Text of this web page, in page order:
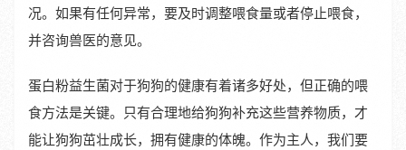
况。如果有任何异常，要及时调整喂食量或者停止喂食，
并咨询兽医的意见。
蛋白粉益生菌对于狗狗的健康有着诸多好处，但正确的喂
食方法是关键。只有合理地给狗狗补充这些营养物质，才
能让狗狗茁壮成长，拥有健康的体魄。作为主人，我们要